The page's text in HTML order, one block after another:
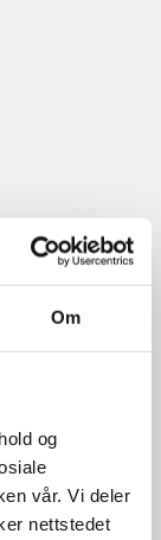
Om
og
vår. Vi deler
nettstedet